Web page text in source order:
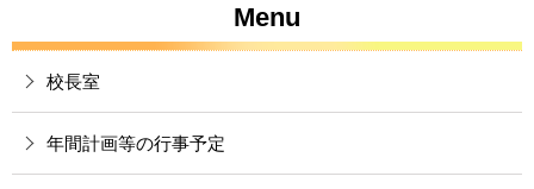
Menu
校長室
年間計画等の行事予定